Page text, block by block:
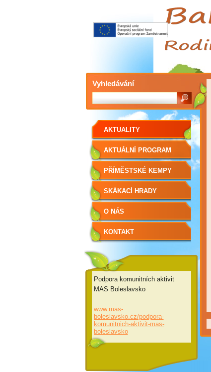
AKTUALITY
AKTUÁLNÍ PROGRAM
PŘÍMĚSTSKÉ KEMPY
SKÁKACÍ HRADY
O NÁS
KONTAKT
Podpora komunitních aktivit
MAS Boleslavsko
www.mas-
boleslavsko.cz/podpora-
komunitnich-aktivit-mas-
boleslavsko
Vyhledávání